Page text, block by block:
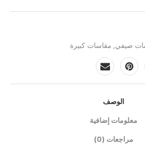
صيفي, مقاسات كبيرة
الوصف
معلومات إضافية
مراجعات (0)